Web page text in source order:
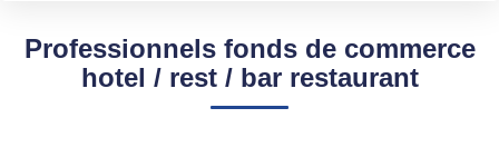
COMMERCES ET BUREAUX
Commerces Et Entreprises
Sélectionnez...
Type de bien
Surface min
Professionnels fonds de commerce
hotel / rest / bar restaurant